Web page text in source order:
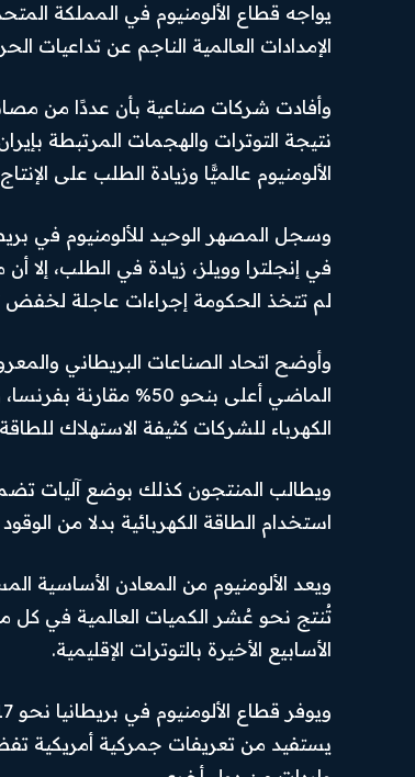
SUBSCRIBE
I've read and accept the
Privacy Policy
.
أهم الأخبار
أخبار العرب
والعالم
اقتصاد
السياسة
رأي اليوم
يواجه قطاع الألومنيوم في المملكة
الإمدادات العالمية الناجم عن تداعيات
وأفادت شركات صناعية بأن عددًا من
نتيجة التوترات والهجمات المرتبطة
الألومنيوم عالميًّا وزيادة الطلب على
وسجل المصهر الوحيد للألومنيوم في
في إنجلترا وويلز، زيادة في الطلب، إلا
لم تتخذ الحكومة إجراءات عاجلة لخفض
الماضي أعلى بنحو
الكهرباء للشركات كثيفة الاستهلاك للطاقة بنسبة 25%، وهي الإجراءات المقرر
ويطالب المنتجون كذلك بوضع آليات
استخدام الطاقة الكهربائية بدلا من
ويعد الألومنيوم من المعادن الأساسية
تُنتج نحو عُشر الكميات العالمية في كل من
الأسابيع الأخيرة بالتوترات الإقليمية.